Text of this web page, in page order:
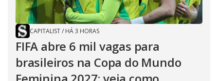
CAPITALIST/ HÁ 3 HORAS
FIFA abre 6 mil vagas para
brasileiros na Copa do Mundo